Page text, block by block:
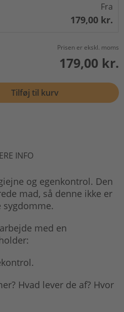
Fra
179,00 kr.
Prisen er ekskl. moms
179,00 kr.
Tilføj til kurv
INFO
og egenkontrol. Den
mad, så denne ikke er
sygdomme.
med en
Hvad lever de af? Hvor